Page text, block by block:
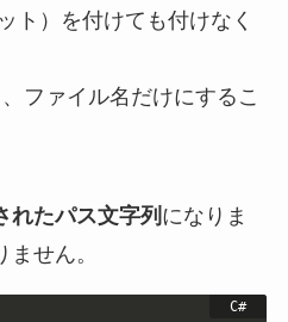
ット）を付けても付けなく
ファイル名だけにするこ
れたパス文字列 になりま
せん。